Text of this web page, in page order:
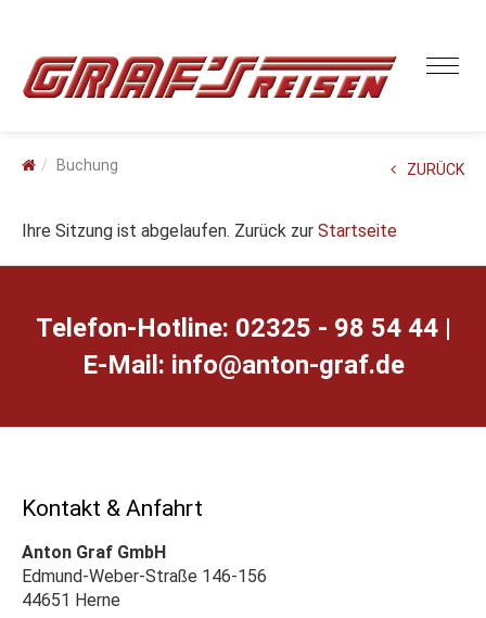
Buchung ZURÜCK
Ihre Sitzung ist abgelaufen. Zurück zur Startseite
Telefon-Hotline: 02325 - 98 54 44 |
E-Mail: ed.farg-notna@ofni
Kontakt & Anfahrt
Anton Graf GmbH
Edmund-Weber-Straße 146-156
44651 Herne